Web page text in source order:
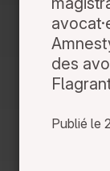
des
Publié le